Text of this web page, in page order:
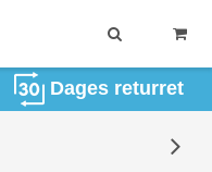
Dages returret